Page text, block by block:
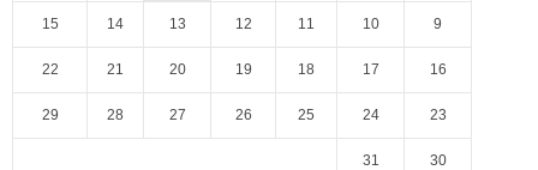
9
10
11
12
13
14
15
16
17
18
19
20
21
22
23
24
25
26
27
28
29
30
31